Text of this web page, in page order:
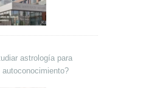
astrología para
autoconocimiento?